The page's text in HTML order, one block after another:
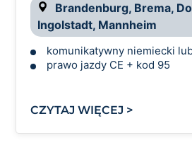
Brandenburg, Brema,
Ingolstadt, Mannheim
komunikatywny niemiecki
prawo jazdy CE + kod 95
CZYTAJ WIĘCEJ >